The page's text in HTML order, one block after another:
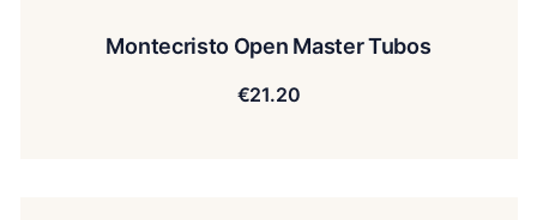
Montecristo Open Master Tubos
€21.20